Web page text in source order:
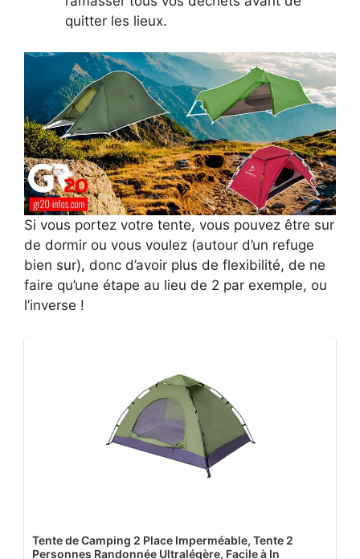
quitter les lieux.
Si vous portez votre tente, vous pouvez être sur
de dormir ou vous voulez (autour d’un refuge
bien sur), donc d’avoir plus de flexibilité, de ne
faire qu’une étape au lieu de 2 par exemple, ou
l’inverse !
Tente de Camping 2 Place Imperméable, Tente 2
Personnes Randonnée Ultralégère, Facile à In